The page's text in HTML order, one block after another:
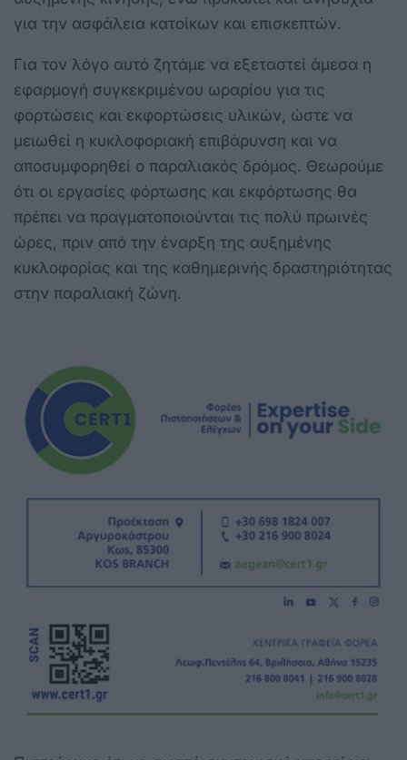
για την ασφάλεια κατοίκων και επισκεπτών.
Για τον λόγο αυτό ζητάμε να εξεταστεί άμεσα η
εφαρμογή συγκεκριμένου ωραρίου για τις
φορτώσεις και εκφορτώσεις υλικών, ώστε να
μειωθεί η κυκλοφοριακή επιβάρυνση και να
αποσυμφορηθεί ο παραλιακός δρόμος. Θεωρούμε
ότι οι εργασίες φόρτωσης και εκφόρτωσης θα
πρέπει να πραγματοποιούνται τις πολύ πρωινές
ώρες, πριν από την έναρξη της αυξημένης
κυκλοφορίας και της καθημερινής δραστηριότητας
στην παραλιακή ζώνη.